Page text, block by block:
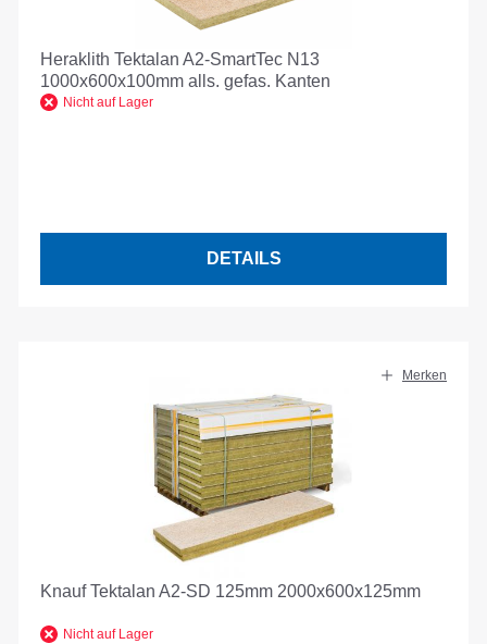
Heraklith Tektalan A2-SmartTec N13
1000x600x100mm alls. gefas. Kanten
Nicht auf Lager
DETAILS
Merken
Knauf Tektalan A2-SD 125mm 2000x600x125mm
Nicht auf Lager